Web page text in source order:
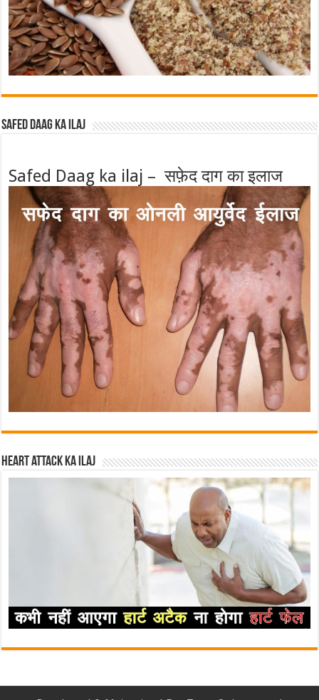
Safed Daag ka ilaj
Safed Daag ka ilaj – सफ़ेद दाग का इलाज
Heart attack ka ilaj